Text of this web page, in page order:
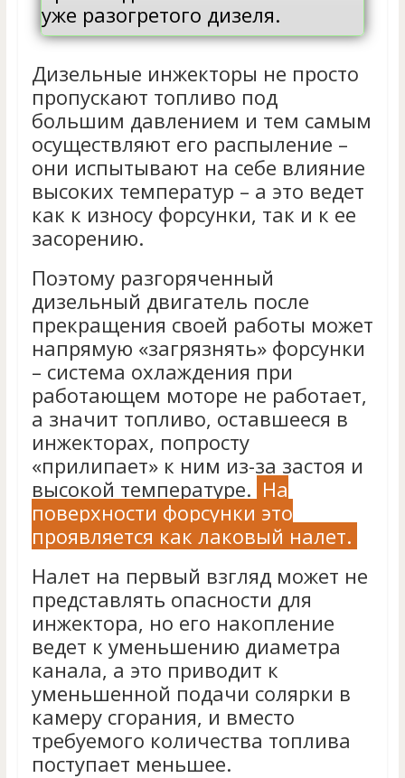
уже разогретого дизеля.
Дизельные инжекторы не просто
пропускают топливо под
большим давлением и тем самым
осуществляют его распыление –
они испытывают на себе влияние
высоких температур – а это ведет
как к износу форсунки, так и к ее
засорению.
Поэтому разгоряченный
дизельный двигатель после
прекращения своей работы может
напрямую «загрязнять» форсунки
– система охлаждения при
работающем моторе не работает,
а значит топливо, оставшееся в
инжекторах, попросту
«прилипает» к ним из-за застоя и
высокой температуре. На
поверхности форсунки это
проявляется как лаковый налет.
Налет на первый взгляд может не
представлять опасности для
инжектора, но его накопление
ведет к уменьшению диаметра
канала, а это приводит к
уменьшенной подачи солярки в
камеру сгорания, и вместо
требуемого количества топлива
поступает меньшее.